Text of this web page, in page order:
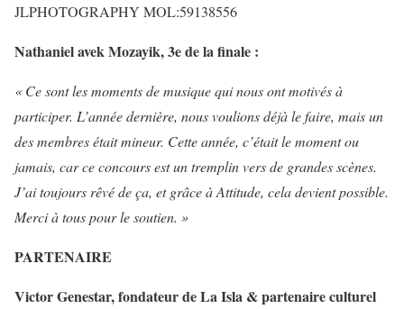
JLPHOTOGRAPHY MOL:59138556
Nathaniel avek Mozayik, 3e de la finale :
« Ce sont les moments de musique qui nous ont motivés à
participer. L’année dernière, nous voulions déjà le faire, mais un
des membres était mineur. Cette année, c’était le moment ou
jamais, car ce concours est un tremplin vers de grandes scènes.
J’ai toujours rêvé de ça, et grâce à Attitude, cela devient possible.
Merci à tous pour le soutien. »
PARTENAIRE
Victor Genestar, fondateur de La Isla & partenaire culturel